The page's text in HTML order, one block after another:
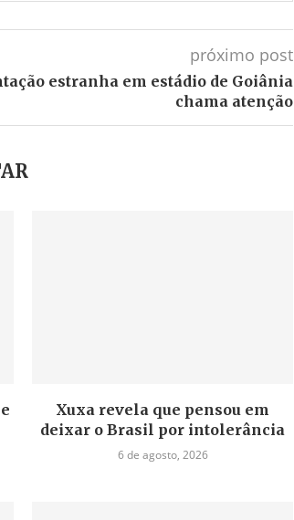
próximo post
estranha em estádio de Goiânia
chama atenção
Xuxa revela que pensou em
deixar o Brasil por intolerância
6 de agosto, 2026